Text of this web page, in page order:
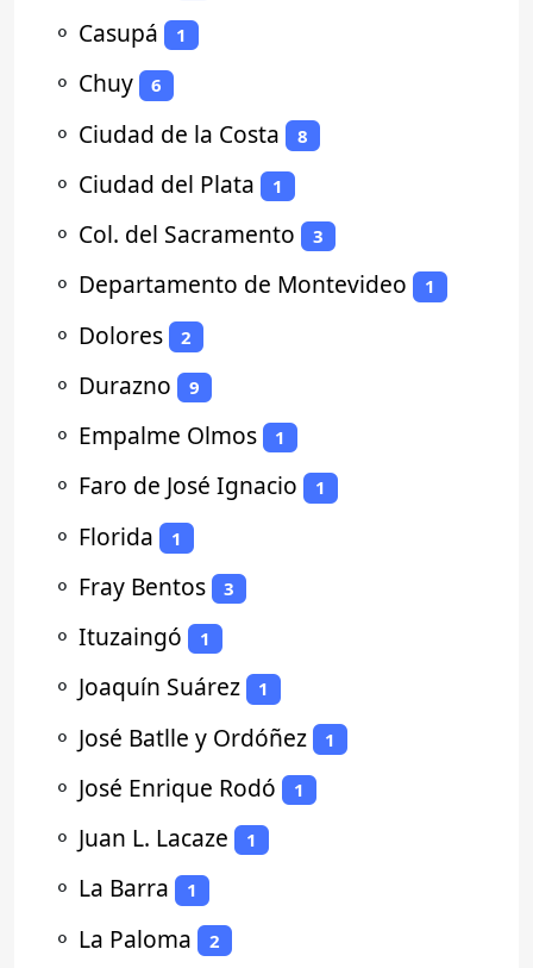
⚬ Casupá 1
⚬ Chuy 6
⚬ Ciudad de la Costa 8
⚬ Ciudad del Plata 1
⚬ Col. del Sacramento 3
⚬ Departamento de Montevideo 1
⚬ Dolores 2
⚬ Durazno 9
⚬ Empalme Olmos 1
⚬ Faro de José Ignacio 1
⚬ Florida 1
⚬ Fray Bentos 3
⚬ Ituzaingó 1
⚬ Joaquín Suárez 1
⚬ José Batlle y Ordóñez 1
⚬ José Enrique Rodó 1
⚬ Juan L. Lacaze 1
⚬ La Barra 1
⚬ La Paloma 2